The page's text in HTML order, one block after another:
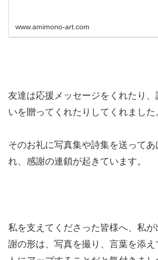
www.amimono-art.com
友達は応援メッセージをくれたり
いを贈ってくれたりしてくれました
そのお礼に写真集や詩集を送って
れ、感謝の連鎖が起きています。
私を支えてくださった皆様へ、私
謝の形は、写真を撮り、言葉を添え